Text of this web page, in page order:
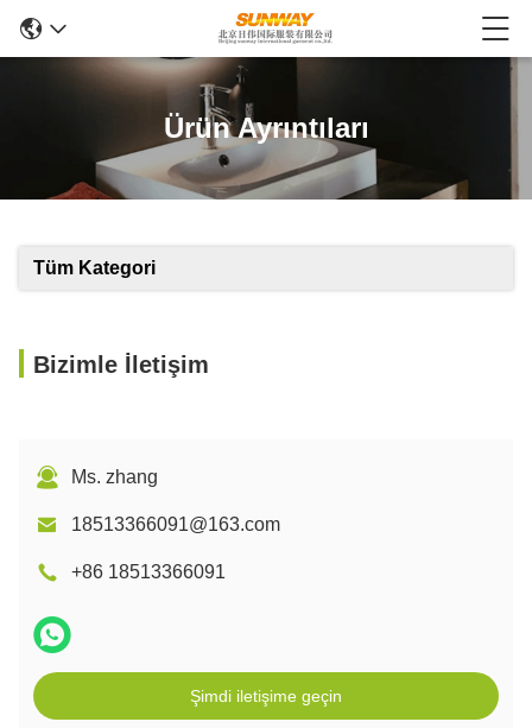
Ürün Ayrıntıları
Tüm Kategori
Bizimle İletişim
Ms. zhang
18513366091@163.com
+86 18513366091
Şimdi iletişime geçin